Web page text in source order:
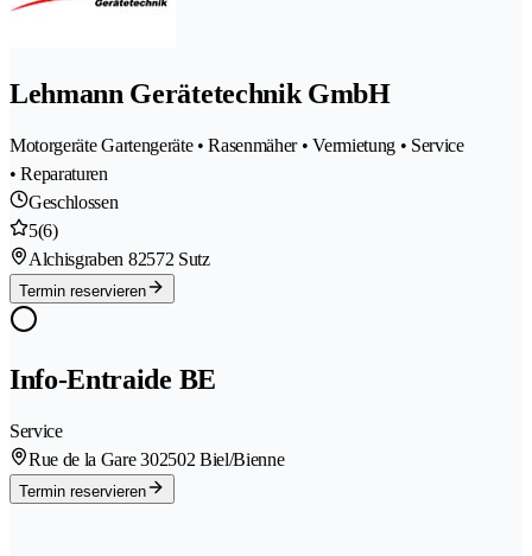
Lehmann Gerätetechnik GmbH
Motorgeräte Gartengeräte • Rasenmäher • Vermietung • Service
• Reparaturen
Geschlossen
5(6)
Alchisgraben 82572 Sutz
Termin reservieren
Info-Entraide BE
Service
Rue de la Gare 302502 Biel/Bienne
Termin reservieren